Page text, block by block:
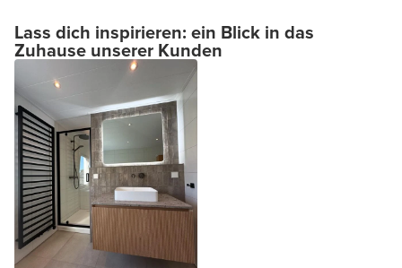
Lass dich inspirieren: ein Blick in das
Zuhause unserer Kunden